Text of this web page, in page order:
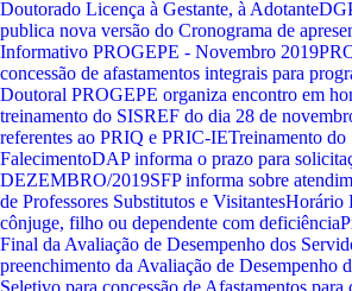
Doutorado Licença à Gestante, à Adotante
publica nova versão do Cronograma de
Informativo PROGEPE - Novembro 2019
concessão de afastamentos integrais para
Doutoral PROGEPE organiza encontro em
treinamento do SISREF do dia 28 de
referentes ao PRIQ e PRIC-IETreinamento do
FalecimentoDAP informa o prazo para
DEZEMBRO/2019SFP informa sobre
de Professores Substitutos e VisitantesHorário
cônjuge, filho ou dependente com deficiência
Final da Avaliação de Desempenho dos
preenchimento da Avaliação de
Seletivo para concessão de Afastamentos